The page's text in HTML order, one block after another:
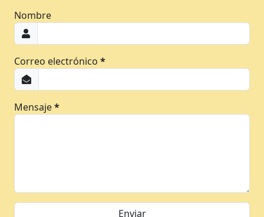
Nombre
Correo electrónico *
Mensaje*